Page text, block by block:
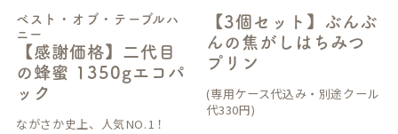
ベスト・オブ・テーブルハ
ニー
【感謝価格】二代目
の蜂蜜 1350gエコパ
ック
ながさか史上、人気NO.1！
【3個セット】ぶんぶ
んの焦がしはちみつ
プリン
(専用ケース代込み・別途クール
代330円)